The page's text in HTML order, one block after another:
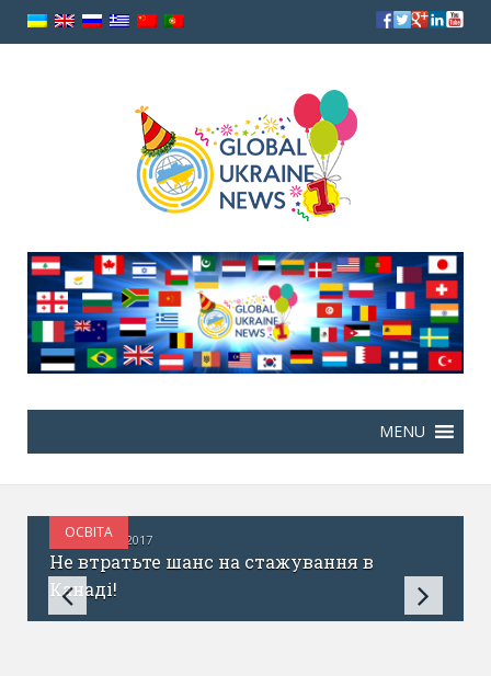
ОСВІТА
СЕРПЕНЬ 31, 2017
Не втратьте шанс на стажування в
Канаді!